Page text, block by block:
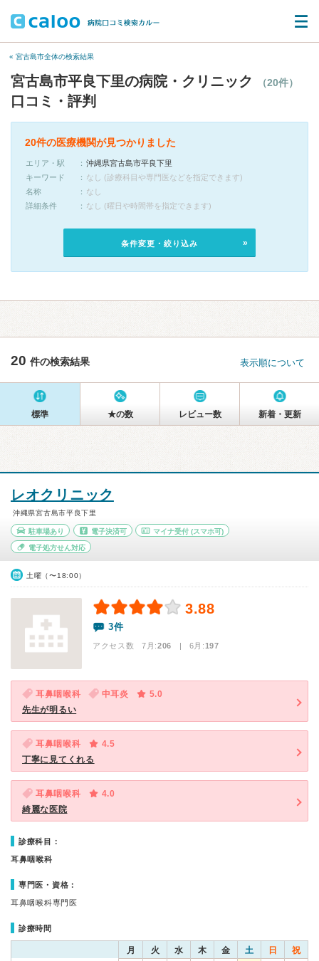
« 宮古島市全体の検索結果
宮古島市平良下里の病院・クリニック （20件）
口コミ・評判
20件の医療機関が見つかりました
エリア・駅
沖縄県宮古島市平良下里
キーワード
なし (診療科目や専門医などを指定できます)
名称
なし
詳細条件
なし (曜日や時間帯を指定できます)
条件変更・絞り込み
20 件の検索結果 表示順について
標準 ★の数 レビュー数 新着・更新
レオクリニック
沖縄県宮古島市平良下里
駐車場あり 電子決済可 マイナ受付 (スマホ可)
電子処方せん対応
土曜（〜18:00）
3.88
3件
アクセス数 7月:206 | 6月:197
耳鼻咽喉科 中耳炎
5.0
先生が明るい
耳鼻咽喉科
4.5
丁寧に見てくれる
耳鼻咽喉科
4.0
綺麗な医院
診療科目：
耳鼻咽喉科
専門医・資格：
耳鼻咽喉科専門医
診療時間
月 火 水 木 金 土 日 祝